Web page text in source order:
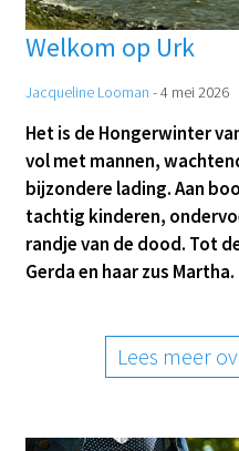
Welkom op Urk
Jacqueline Looman -4 mei 2026
Het is de Hongerwinter
vol met mannen,
bijzondere lading. Aan
tachtig kinderen,
randje van de dood. Tot
Gerda en haar zus Martha.
Lees meer